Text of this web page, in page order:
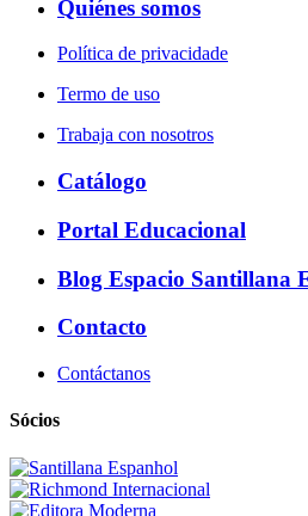
Quiénes somos
Política de privacidade
Termo de uso
Trabaja con nosotros
Catálogo
Portal Educacional
Blog Espacio Santillana
Contacto
Contáctanos
Sócios